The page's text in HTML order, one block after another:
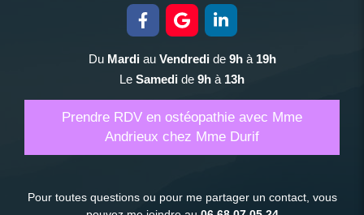
Du Mardiau Vendredide 9hà 19h
Le Samedi de 9h à 13h
Prendre RDV en ostéopathie avec Mme
Andrieux chez Mme Durif
Pour toutes questions ou pour me partager un contact, vous